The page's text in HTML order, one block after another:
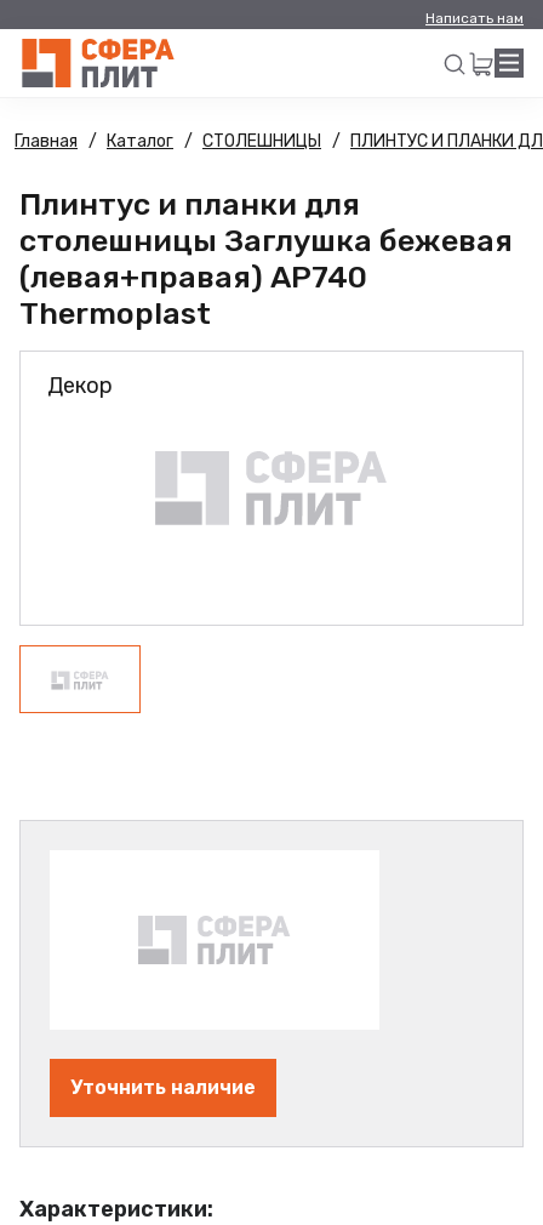
Написать нам
Искать
Главная Каталог СТОЛЕШНИЦЫ ПЛИНТУС И ПЛАНКИ
Плинтус и планки для
столешницы Заглушка бежевая
(левая+правая) AP740
Thermoplast
Декор
Характеристики:
Уточнить наличие